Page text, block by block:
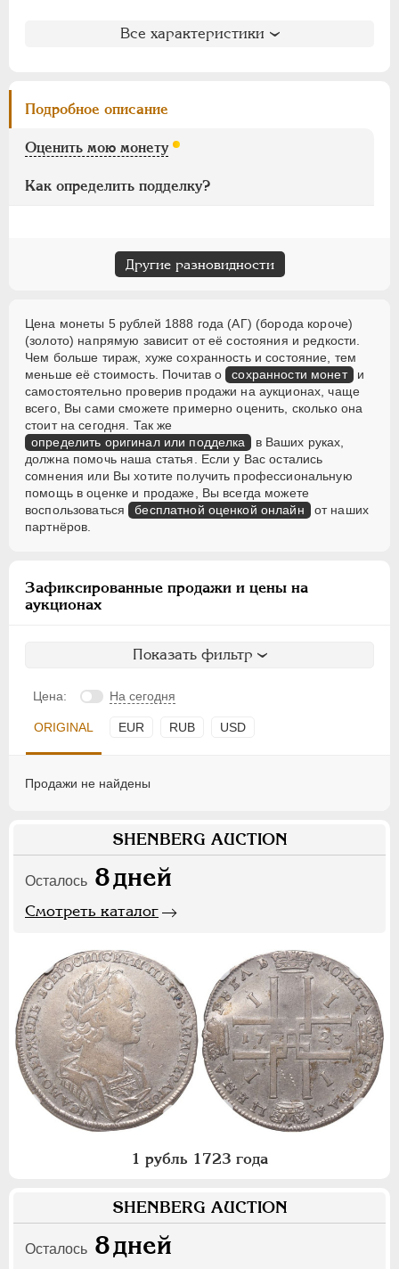
Литература и редкость
Уздеников: 0298 (точка)
Семёнов
Казаков: 685 (VF-R2, XF-R3, UNC-R4, PR-R4)
Рейтинг по Казакову: 5
Все характеристики
Подробное описание
Оценить мою монету
Как определить подделку?
Другие разновидности
Цена монеты 5 рублей 1888 года (АГ) (борода короче)
(золото) напрямую зависит от её состояния и редкости.
Чем больше тираж, хуже сохранность и состояние, тем
меньше её стоимость. Почитав о сохранности монет и
самостоятельно проверив продажи на аукционах, чаще
всего, Вы сами сможете примерно оценить, сколько она
стоит на сегодня. Так же
определить оригинал или подделка
в Ваших руках,
должна помочь наша статья. Если у Вас остались
сомнения или Вы хотите получить профессиональную
помощь в оценке и продаже, Вы всегда можете
воспользоваться бесплатной оценкой онлайн от наших
партнёров.
Зафиксированные продажи и цены на
аукционах
Показать фильтр
Цена: На сегодня
ORIGINAL EUR RUB USD
Продажи не найдены
SHENBERG AUCTION
Осталось 8дней
Смотреть каталог
1 рубль 1723 года
SHENBERG AUCTION
Осталось 8дней
Аффинажные слитки
ВРЕМЕННОЕ ПРАВ.